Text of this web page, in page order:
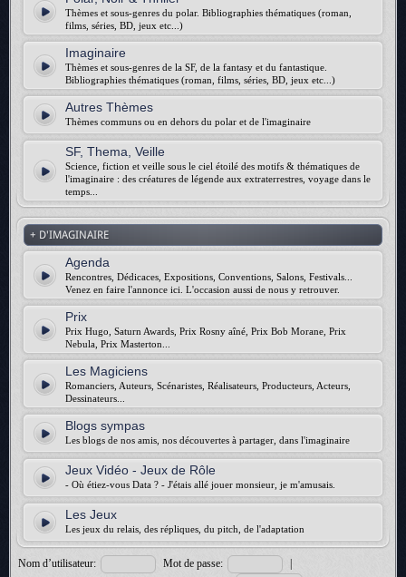
Thèmes et sous-genres du polar. Bibliographies thématiques (roman,
films, séries, BD, jeux etc...)
Imaginaire
Thèmes et sous-genres de la SF, de la fantasy et du fantastique.
Bibliographies thématiques (roman, films, séries, BD, jeux etc...)
Autres Thèmes
Thèmes communs ou en dehors du polar et de l'imaginaire
SF, Thema, Veille
Science, fiction et veille sous le ciel étoilé des motifs & thématiques de
l'imaginaire : des créatures de légende aux extraterrestres, voyage dans le
temps...
+ D'IMAGINAIRE
Agenda
Rencontres, Dédicaces, Expositions, Conventions, Salons, Festivals...
Venez en faire l'annonce ici. L'occasion aussi de nous y retrouver.
Prix
Prix Hugo, Saturn Awards, Prix Rosny aîné, Prix Bob Morane, Prix
Nebula, Prix Masterton...
Les Magiciens
Romanciers, Auteurs, Scénaristes, Réalisateurs, Producteurs, Acteurs,
Dessinateurs...
Blogs sympas
Les blogs de nos amis, nos découvertes à partager, dans l'imaginaire
Jeux Vidéo - Jeux de Rôle
- Où étiez-vous Data ? - J'étais allé jouer monsieur, je m'amusais.
Les Jeux
Les jeux du relais, des répliques, du pitch, de l'adaptation
Nom d’utilisateur: Mot de passe:
|